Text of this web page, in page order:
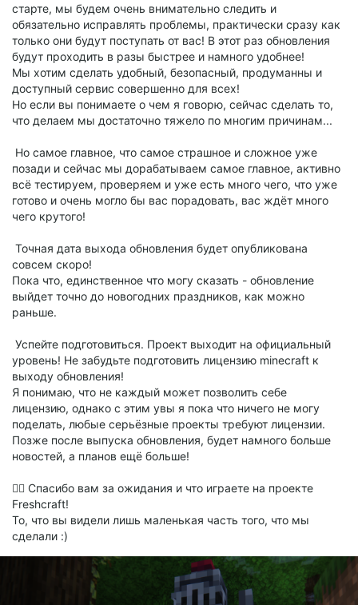
старте, мы будем очень внимательно следить и
обязательно исправлять проблемы, практически сразу как
только они будут поступать от вас! В этот раз обновления
будут проходить в разы быстрее и намного удобнее!
Мы хотим сделать удобный, безопасный, продуманны и
доступный сервис совершенно для всех!
Но если вы понимаете о чем я говорю, сейчас сделать то,
что делаем мы достаточно тяжело по многим причинам...
Но самое главное, что самое страшное и сложное уже
позади и сейчас мы дорабатываем самое главное, активно
всё тестируем, проверяем и уже есть много чего, что уже
готово и очень могло бы вас порадовать, вас ждёт много
чего крутого!
Точная дата выхода обновления будет опубликована
совсем скоро!
Пока что, единственное что могу сказать - обновление
выйдет точно до новогодних праздников, как можно
раньше.
Успейте подготовиться. Проект выходит на официальный
уровень! Не забудьте подготовить лицензию minecraft к
выходу обновления!
Я понимаю, что не каждый может позволить себе
лицензию, однако с этим увы я пока что ничего не могу
поделать, любые серьёзные проекты требуют лицензии.
Позже после выпуска обновления, будет намного больше
новостей, а планов ещё больше!
❤️‍🔥 Спасибо вам за ожидания и что играете на проекте
Freshcraft!
То, что вы видели лишь маленькая часть того, что мы
сделали :)